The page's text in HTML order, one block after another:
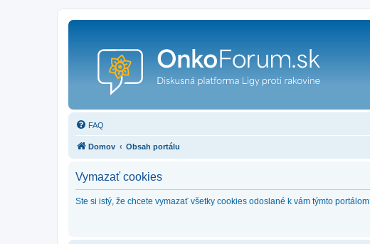
FAQ
Domov Obsah portálu
Vymazať cookies
Ste si istý, že chcete vymazať všetky cookies odoslané k vám týmto